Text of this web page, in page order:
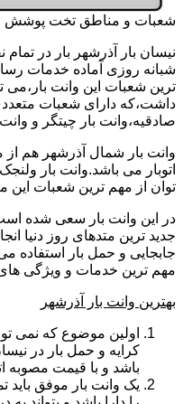
شعبات و مناطق تخت پوشش
نیسان بار آذرشهر بار در
شبانه روزی آماده خدمات
ترین شعبات این وانت بار،می
داشت،که دارای شعبات متعددی
صادقیه،وانت بار چیتگر و
وانت بار شمال آذرشهر هم
اتوبار می باشد.وانت بار
توان از مهم ترین شعبات این
در این وانت بار سعی شده
جدید ترین متدهای روز دنیا
جابجایی و حمل بار استفاده
مهم ترین خدمات و ویژگی
بهترین وانت بار آذرشهر
اولین موضوع که نمی
کرایه و حمل بار در
باشد و با قیمت مصوبه
یک وانت بار موفق باید